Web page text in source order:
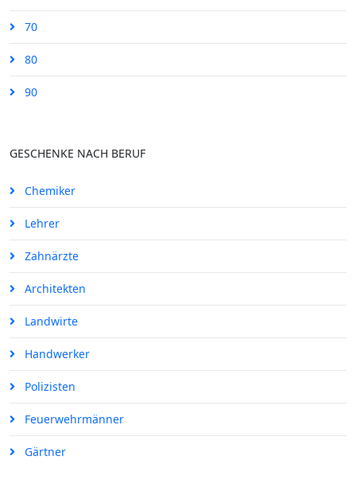
70
80
90
GESCHENKE NACH BERUF
Chemiker
Lehrer
Zahnärzte
Architekten
Landwirte
Handwerker
Polizisten
Feuerwehrmänner
Gärtner